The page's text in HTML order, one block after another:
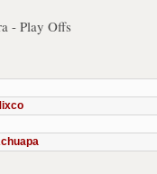
- Play Offs